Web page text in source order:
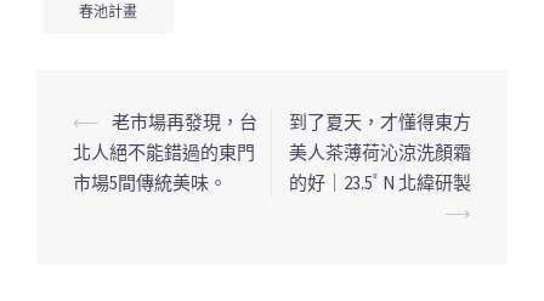
春池計畫
文
章
⟵ 老市場再發現，台
北人絕不能錯過的東門
市場5間傳統美味。
到了夏天，才懂得東方
美人茶薄荷沁涼洗顏霜
的好｜23.5ﾟN 北緯研製
⟶